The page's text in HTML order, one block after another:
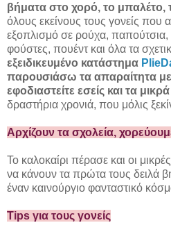
βήματα στο χορό, το μπαλέτο,
όλους εκείνους τους γονείς που
εξοπλισμό σε ρούχα, παπούτσια,
φούστες, πουέντ και όλα τα
εξειδικευμένο κατάστημα
παρουσιάσω τα απαραίτητα με
εφοδιαστείτε εσείς και τα
δραστήρια χρονιά, που μόλις
Αρχίζουν τα σχολεία,
Το καλοκαίρι πέρασε και οι
να κάνουν τα πρώτα τους δειλά
έναν καινούργιο φανταστικό
Tips για τους γονείς